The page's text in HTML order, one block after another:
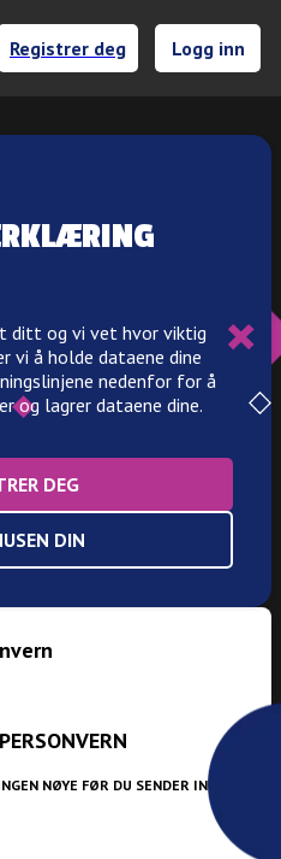
Registrer deg Logg inn
ditt og vi vet hvor viktig
vi å holde dataene dine
nedenfor for å
og lagrer dataene dine.
DEG
DIN
NØYE FØR DU SENDER INN